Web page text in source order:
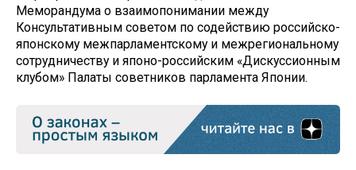
Меморандума о взаимопонимании между
Консультативным советом по содействию российско-
японскому межпарламентскому и межрегиональному
сотрудничеству и японо-российским «Дискуссионным
клубом» Палаты советников парламента Японии.